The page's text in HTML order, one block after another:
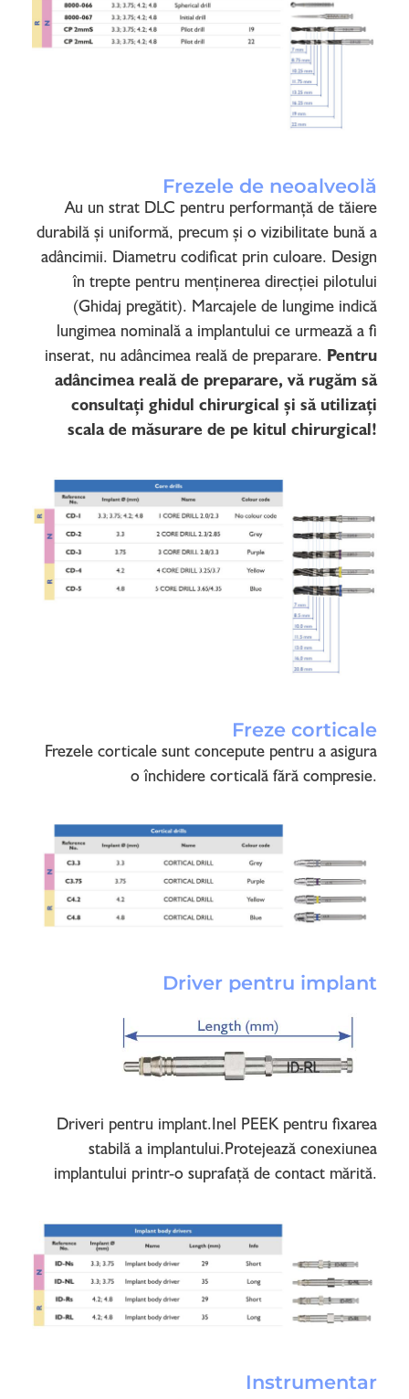
Frezele de neoalveolă
Au un strat DLC pentru performanță de tăiere
durabilă și uniformă, precum și o vizibilitate bună a
adâncimii. Diametru codificat prin culoare. Design
în trepte pentru menținerea direcției pilotului
(Ghidaj pregătit). Marcajele de lungime indică
lungimea nominală a implantului ce urmează a fi
inserat, nu adâncimea reală de preparare. Pentru
adâncimea reală de preparare, vă rugăm să
consultați ghidul chirurgical și să utilizați
scala de măsurare de pe kitul chirurgical!
Freze corticale
Frezele corticale sunt concepute pentru a asigura
o închidere corticală fără compresie.
Driver pentru implant
Driveri pentru implant.Inel PEEK pentru fixarea
stabilă a implantului.Protejează conexiunea
implantului printr-o suprafață de contact mărită.
Instrumentar